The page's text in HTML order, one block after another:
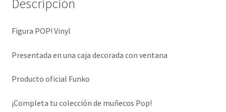
Descripción
Figura POP! Vinyl
Presentada en una caja decorada con ventana
Producto oficial Funko
¡Completa tu colección de muñecos Pop!